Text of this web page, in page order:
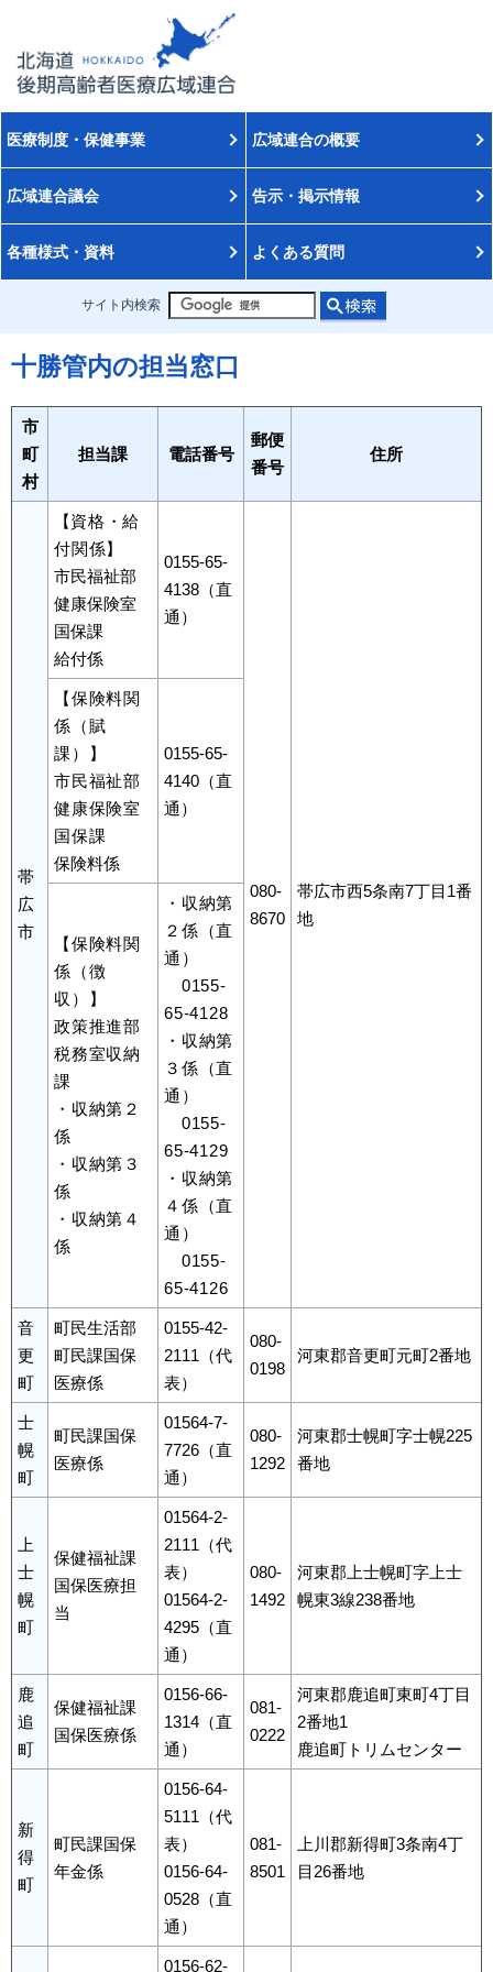
医療制度・保健事業 広域連合の概要
広域連合議会 告示・掲示情報
各種様式・資料 よくある質問
サイト内検索
十勝管内の担当窓口
市
町
村
担当課 電話番号
郵便
番号
住所
帯
広
市
【資格・給
付関係】
市民福祉部
健康保険室
国保課
給付係
0155-65-
4138（直
通）
080-
8670
帯広市西5条南7丁目1番
地
【保険料関
係（賦
課）】
市民福祉部
健康保険室
国保課
保険料係
0155-65-
4140（直
通）
【保険料関
係（徴
収）】
政策推進部
税務室収納
課
・収納第２
係
・収納第３
係
・収納第４
係
・収納第
２係（直
通）
0155-
65-4128
・収納第
３係（直
通）
0155-
65-4129
・収納第
４係（直
通）
0155-
65-4126
音
更
町
町民生活部
町民課国保
医療係
0155-42-
2111（代
表）
080-
0198
河東郡音更町元町2番地
士
幌
町
町民課国保
医療係
01564-7-
7726（直
通）
080-
1292
河東郡士幌町字士幌225
番地
上
士
幌
町
保健福祉課
国保医療担
当
01564-2-
2111（代
表）
01564-2-
4295（直
通）
080-
1492
河東郡上士幌町字上士
幌東3線238番地
鹿
追
町
保健福祉課
国保医療係
0156-66-
1314（直
通）
081-
0222
河東郡鹿追町東町4丁目
2番地1
鹿追町トリムセンター
新
得
町
町民課国保
年金係
0156-64-
5111（代
表）
0156-64-
0528（直
通）
081-
8501
上川郡新得町3条南4丁
目26番地
0156-62-